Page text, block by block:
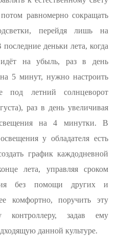
равномерно сокращать
перейдя лишь на
деньки лета, когда
идёт на убыль, раз в день
5 минут, нужно настроить
под летний солнцеворот
раз в день увеличивая
на 4 минутки. В
у обладателя есть
график каждодневной
лета, управляя сроком
без помощи других и
комфортно, поручить эту
контроллеру, задав ему
данной культуре.